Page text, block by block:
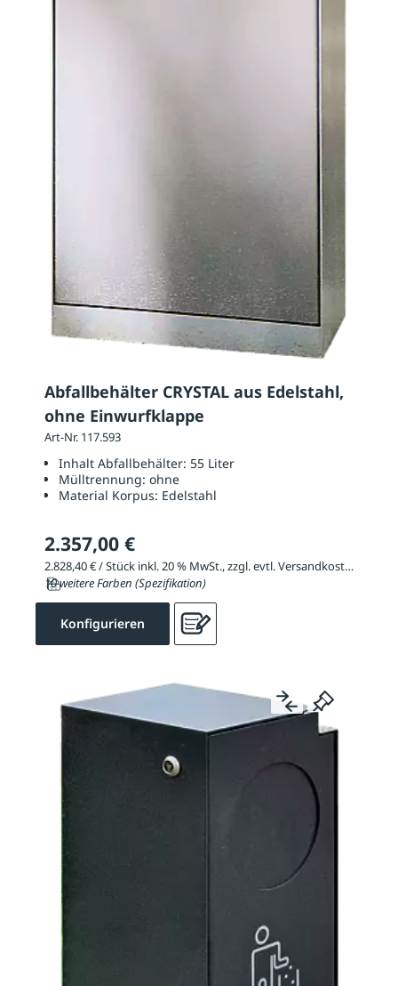
Abfallbehälter CRYSTAL aus Edelstahl,
ohne Einwurfklappe
Art-Nr. 117.593
Inhalt Abfallbehälter: 55 Liter
Mülltrennung: ohne
Material Korpus: Edelstahl
2.357,00 €
2.828,40 € / Stück inkl. 20 % MwSt., zzgl. evtl. Versandkosten
10 weitere Farben (Spezifikation)
Konfigurieren